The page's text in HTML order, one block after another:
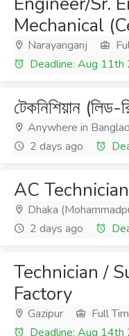
Mechanical
Narayanganj
Deadline: Aug 11th
টেকনিশিয়ান (লিড-
Anywhere in
2 days ago
AC Technician
Dhaka
2 days ago
Technician /
Factory
Gazipur Full
Deadline: Aug 14th